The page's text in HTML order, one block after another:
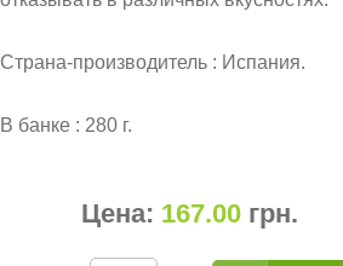
Страна-производитель : Испания.
В банке : 280 г.
Цена: 167.00 грн.